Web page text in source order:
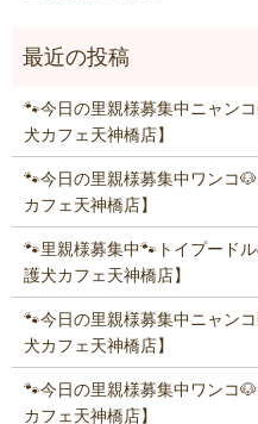
🐾今日の里親様募集中ニャン
犬カフェ天神橋店】
🐾今日の里親様募集中ワンコ
カフェ天神橋店】
🐾里親様募集中🐾トイプード
護犬カフェ天神橋店】
🐾今日の里親様募集中ニャン
犬カフェ天神橋店】
🐾今日の里親様募集中ワンコ
カフェ天神橋店】